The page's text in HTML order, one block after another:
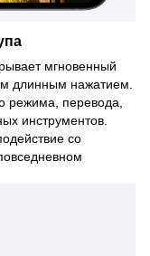
мгновенный
длинным нажатием.
режима, перевода,
инструментов.
со